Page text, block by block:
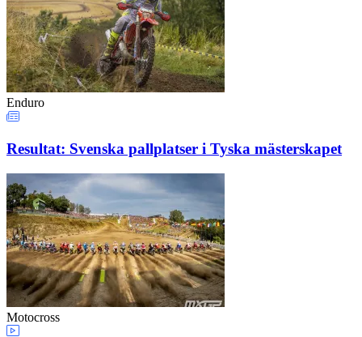
Enduro
Resultat: Svenska pallplatser i Tyska mästerskapet
Motocross